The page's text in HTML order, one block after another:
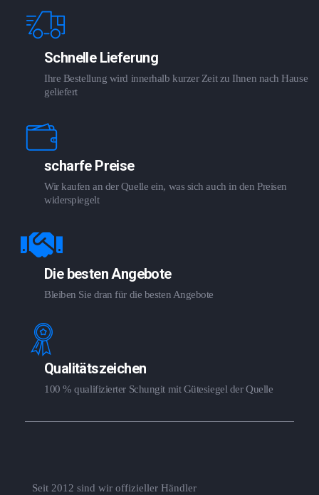
Schnelle Lieferung
Ihre Bestellung wird innerhalb kurzer Zeit zu Ihnen nach Hause
geliefert
scharfe Preise
Wir kaufen an der Quelle ein, was sich auch in den Preisen
widerspiegelt
Die besten Angebote
Bleiben Sie dran für die besten Angebote
Qualitätszeichen
100 % qualifizierter Schungit mit Gütesiegel der Quelle
Seit 2012 sind wir offizieller Händler